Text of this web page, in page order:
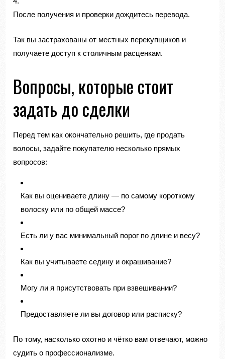
После получения и проверки дождитесь перевода.
Так вы застрахованы от местных перекупщиков и
получаете доступ к столичным расценкам.
Вопросы, которые стоит
задать до сделки
Перед тем как окончательно решить, где продать
волосы, задайте покупателю несколько прямых
вопросов:
Как вы оцениваете длину — по самому короткому
волоску или по общей массе?
Есть ли у вас минимальный порог по длине и весу?
Как вы учитываете седину и окрашивание?
Могу ли я присутствовать при взвешивании?
Предоставляете ли вы договор или расписку?
По тому, насколько охотно и чётко вам отвечают, можно
судить о профессионализме.